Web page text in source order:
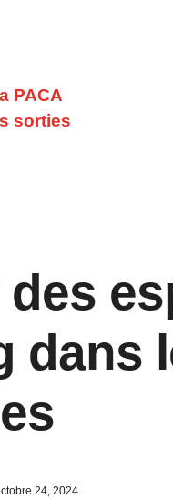
PACA
sorties
des
dans
24, 2024